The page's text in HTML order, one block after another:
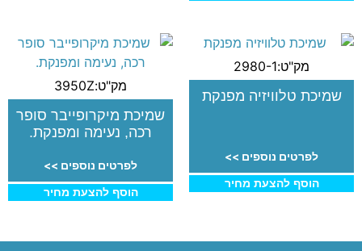
מק"ט:2980-1
שמיכת טלוויזיה מפנקת
לפרטים נוספים >>
הוסף להצעת מחיר
מק"ט:3950Z
שמיכת מיקרופייבר סופר
רכה, נעימה ומפנקת.
לפרטים נוספים >>
הוסף להצעת מחיר